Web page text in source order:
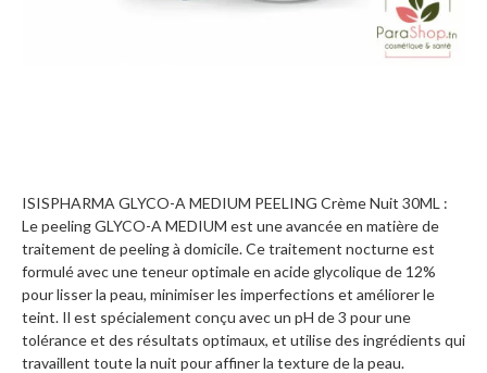
ISISPHARMA GLYCO-A MEDIUM PEELING Crème Nuit 30ML :
Le peeling GLYCO-A MEDIUM est une avancée en matière de
traitement de peeling à domicile. Ce traitement nocturne est
formulé avec une teneur optimale en acide glycolique de 12%
pour lisser la peau, minimiser les imperfections et améliorer le
teint. Il est spécialement conçu avec un pH de 3 pour une
tolérance et des résultats optimaux, et utilise des ingrédients qui
travaillent toute la nuit pour affiner la texture de la peau.